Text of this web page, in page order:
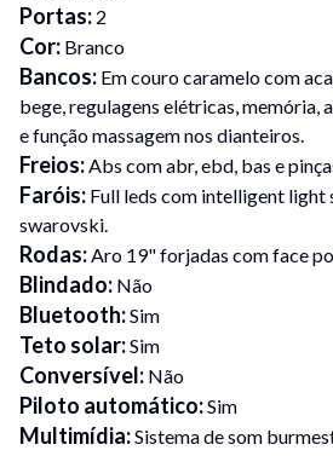
Portas: 2
Cor: Branco
Bancos: Em couro caramelo com
bege, regulagens elétricas, memória,
e função massagem nos dianteiros.
Freios:Abs com abr, ebd, bas e
Faróis: Full leds com intelligent light
swarovski.
Rodas:Aro 19" forjadas com face
Blindado: Não
Bluetooth:Sim
Teto solar:Sim
Conversível: Não
Piloto automático:Sim
Multimídia:Sistema de som